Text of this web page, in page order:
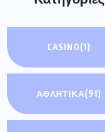
CASINO(1)
ΑΘΛΗΤΙΚΆ(91)